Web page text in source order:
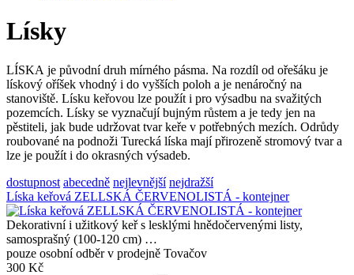
Lísky
LÍSKA je původní druh mírného pásma. Na rozdíl od ořešáku je
lískový oříšek vhodný i do vyšších poloh a je nenáročný na
stanoviště. Lísku keřovou lze použít i pro výsadbu na svažitých
pozemcích. Lísky se vyznačují bujným růstem a je tedy jen na
pěstiteli, jak bude udržovat tvar keře v potřebných mezích. Odrůdy
roubované na podnoži Turecká líska mají přirozeně stromový tvar a
lze je použít i do okrasných výsadeb.
dostupnost abecedně nejlevnější nejdražší
Líska keřová ZELLSKÁ ČERVENOLISTÁ - kontejner
Dekorativní i užitkový keř s lesklými hnědočervenými listy,
samosprašný (100-120 cm) …
pouze osobní odběr v prodejně Tovačov
300 Kč